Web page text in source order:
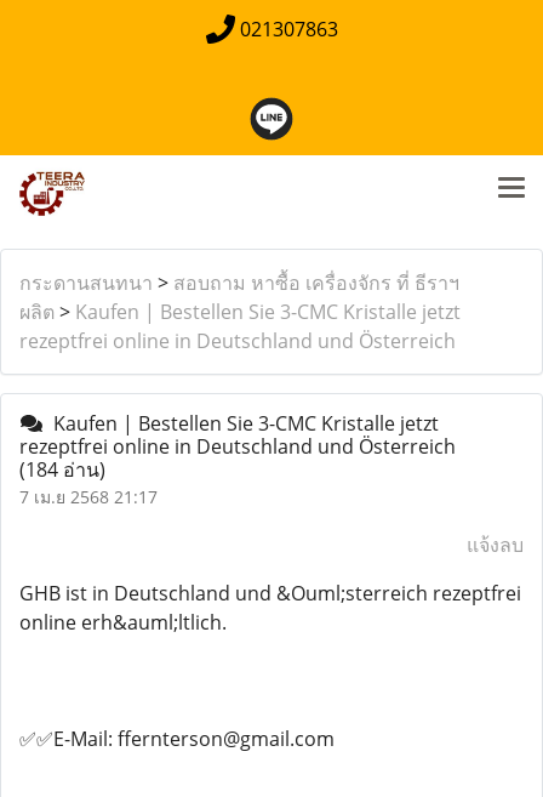
021307863
กระดานสนทนา > สอบถาม หาซื้อ เครื่องจักร ที่ ธีราฯ
ผลิต > Kaufen | Bestellen Sie 3-CMC Kristalle jetzt
rezeptfrei online in Deutschland und Österreich
Kaufen | Bestellen Sie 3-CMC Kristalle jetzt
rezeptfrei online in Deutschland und Österreich
(184 อ่าน)
7 เม.ย 2568 21:17
แจ้งลบ
GHB ist in Deutschland und &Ouml;sterreich rezeptfrei
online erh&auml;ltlich.
✅✅E-Mail: ffernterson@gmail.com